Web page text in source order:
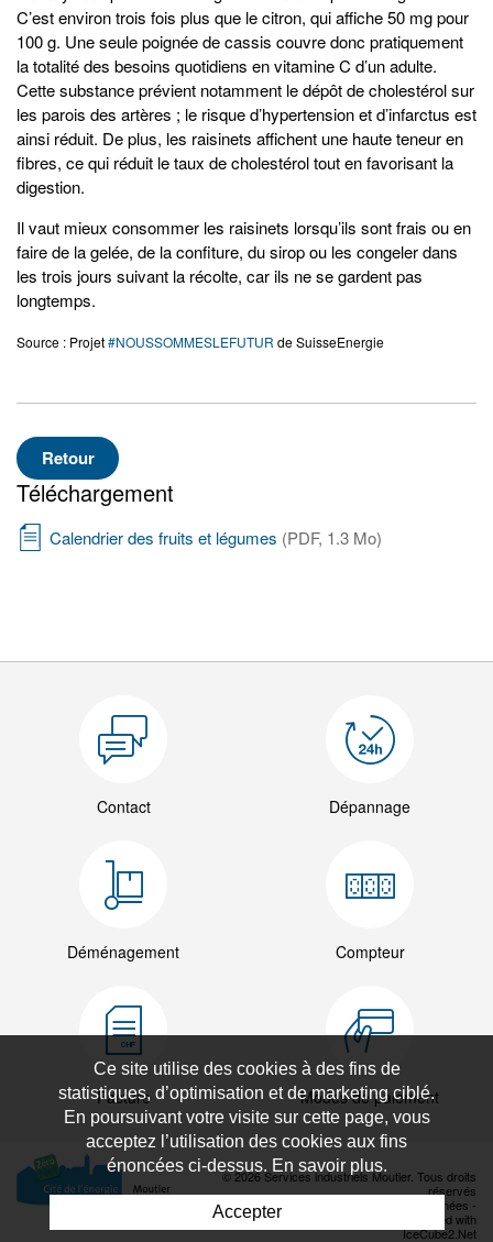
C’est environ trois fois plus que le citron, qui affiche 50 mg pour
100 g. Une seule poignée de cassis couvre donc pratiquement
la totalité des besoins quotidiens en vitamine C d’un adulte.
Cette substance prévient notamment le dépôt de cholestérol sur
les parois des artères ; le risque d’hypertension et d’infarctus est
ainsi réduit. De plus, les raisinets affichent une haute teneur en
fibres, ce qui réduit le taux de cholestérol tout en favorisant la
digestion.
Il vaut mieux consommer les raisinets lorsqu’ils sont frais ou en
faire de la gelée, de la confiture, du sirop ou les congeler dans
les trois jours suivant la récolte, car ils ne se gardent pas
longtemps.
Source : Projet#NOUSSOMMESLEFUTUR de SuisseEnergie
Retour
Téléchargement
Calendrier des fruits et légumes (PDF, 1.3 Mo)
Contact Dépannage
Déménagement Compteur
Facture Modes de paiement
© 2026 Services industriels Moutier. Tous droits
réservés
Déclaration de protection des données -
Powered by Artionet
Generated with
IceCube2.Net
Ce site utilise des cookies à des fins de
statistiques, d’optimisation et de marketing ciblé.
En poursuivant votre visite sur cette page, vous
acceptez l’utilisation des cookies aux fins
énoncées ci-dessus. En savoir plus.
Accepter